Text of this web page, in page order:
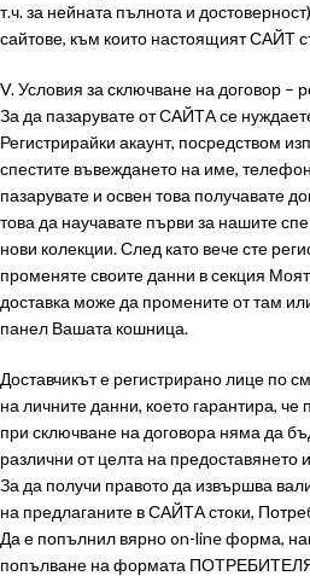
т.ч. за нейната пълнота и
сайтове, към които настоящият САЙТ
V. Условия за сключване на договор –
За да пазарувате от САЙТА се
Регистрирайки акаунт, посредством
спестите въвеждането на име,
пазарувате и освен това получавате
това да научавате първи за нашите
нови колекции. След като вече сте
променяте своите данни в секция
доставка може да промените от там
панел Вашата кошница.
Доставчикът е регистрирано лице по
на личните данни, което гарантира,
при сключване на договора няма да
различни от целта на предоставянето
За да получи правото да извършва
на предлаганите в САЙТА стоки,
Да е попълнил вярно on-line форма,
попълване на формата